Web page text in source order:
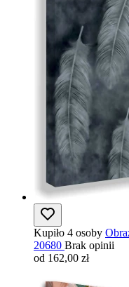
Kupiło 4 osoby
20680 Brak opinii
od 162,00 zł